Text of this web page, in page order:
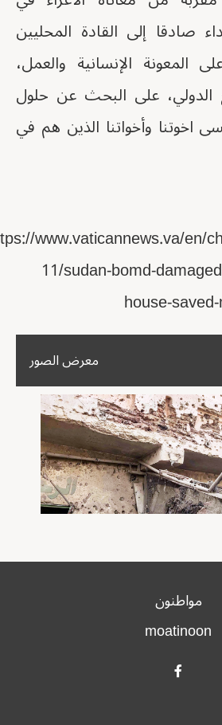
صادقا إلى القادة المحليين
الإنسانية والعمل،
على البحث عن حلول
اخوتنا وأخواتنا الذين هم في
https://www.vaticannews.va/en/
11/sudan-bomd-
house-
معرض الصور
مواطنون
moatinoon